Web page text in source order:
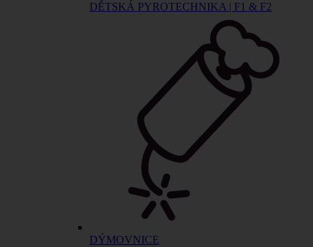
DĚTSKÁ PYROTECHNIKA | F1 & F2
DÝMOVNICE